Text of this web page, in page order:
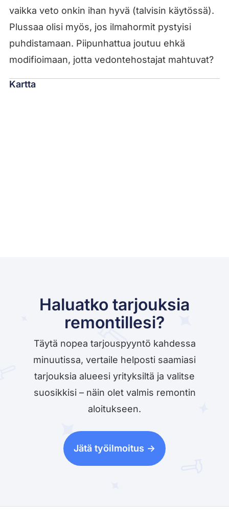
vaikka veto onkin ihan hyvä (talvisin käytössä).
Plussaa olisi myös, jos ilmahormit pystyisi
puhdistamaan. Piipunhattua joutuu ehkä
modifioimaan, jotta vedontehostajat mahtuvat?
Kartta
Haluatko tarjouksia
remontillesi?
Täytä nopea tarjouspyyntö kahdessa
minuutissa, vertaile helposti saamiasi
tarjouksia alueesi yrityksiltä ja valitse
suosikkisi – näin olet valmis remontin
aloitukseen.
Jätä työilmoitus ->